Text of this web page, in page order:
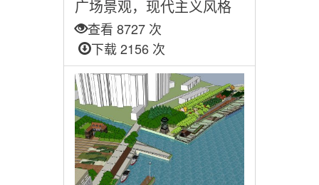
广场景观，现代主义风格
查看 8727 次
下载 2156 次